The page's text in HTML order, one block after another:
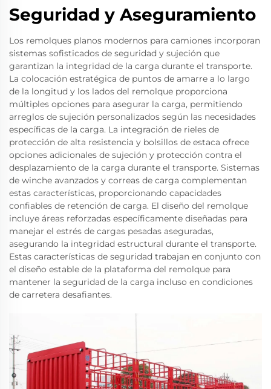
Seguridad y Aseguramiento
Los remolques planos modernos para camiones incorporan
sistemas sofisticados de seguridad y sujeción que
garantizan la integridad de la carga durante el transporte.
La colocación estratégica de puntos de amarre a lo largo
de la longitud y los lados del remolque proporciona
múltiples opciones para asegurar la carga, permitiendo
arreglos de sujeción personalizados según las necesidades
específicas de la carga. La integración de rieles de
protección de alta resistencia y bolsillos de estaca ofrece
opciones adicionales de sujeción y protección contra el
desplazamiento de la carga durante el transporte. Sistemas
de winche avanzados y correas de carga complementan
estas características, proporcionando capacidades
confiables de retención de carga. El diseño del remolque
incluye áreas reforzadas específicamente diseñadas para
manejar el estrés de cargas pesadas aseguradas,
asegurando la integridad estructural durante el transporte.
Estas características de seguridad trabajan en conjunto con
el diseño estable de la plataforma del remolque para
mantener la seguridad de la carga incluso en condiciones
de carretera desafiantes.